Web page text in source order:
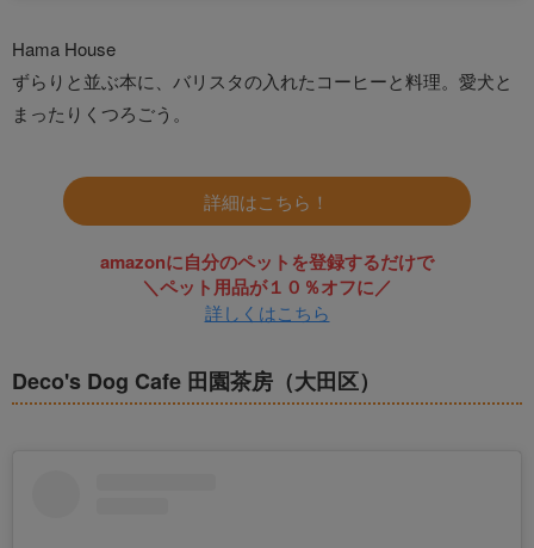
Hama House
ずらりと並ぶ本に、バリスタの入れたコーヒーと料理。愛犬と
まったりくつろごう。
詳細はこちら！
amazonに自分のペットを登録するだけで
＼ペット用品が１０％オフに／
詳しくはこちら
Deco's Dog Cafe 田園茶房（大田区）